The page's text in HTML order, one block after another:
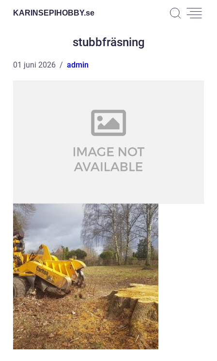
KARINSEPIHOBBY.se
stubbfräsning
01 juni 2026 admin